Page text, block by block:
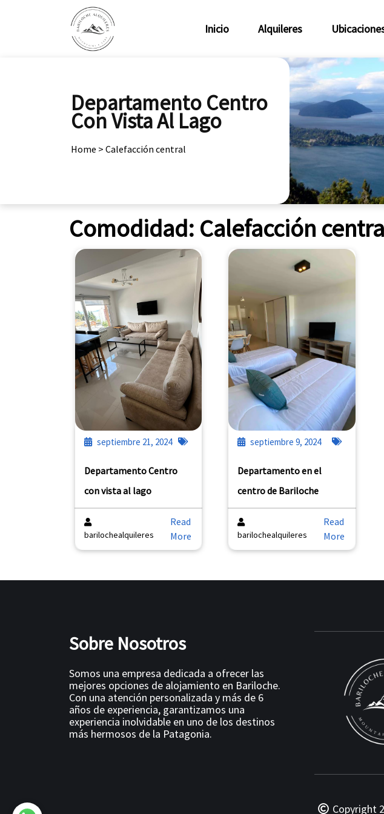
Inicio Alquileres
Departamento Centro
Con Vista Al Lago
Home > Calefacción central
Comodidad: Calefacción
septiembre 21, 2024
Departamento Centro
con vista al lago
barilochealquileres
Read
More
septiembre 9, 2024
Departamento en el
centro de Bariloche
barilochealquileres
Read
More
Sobre Nosotros
Somos una empresa dedicada a ofrecer las
mejores opciones de alojamiento en Bariloche.
Con una atención personalizada y más de 6
años de experiencia, garantizamos una
experiencia inolvidable en uno de los destinos
más hermosos de la Patagonia.
Copyright